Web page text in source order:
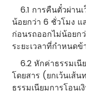
6.1 การคืนตั๋วผ่าน
น้อยกว่า 6 ชั่วโมง แ
ก่อนรถออกไม่น้อยก
ระยะเวลาที่กำหนด
6.2 หักค่าธรรมเนี
โดยสาร (ยกเว้นเส้
ธรรมเนียมการโอน